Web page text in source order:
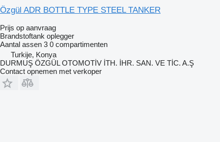
Özgül ADR BOTTLE TYPE STEEL TANKER
Prijs op aanvraag
Brandstoftank oplegger
Aantal assen 3 0 compartimenten
Turkije, Konya
DURMUŞ ÖZGÜL OTOMOTİV İTH. İHR. SAN. VE TİC. A.Ş
Contact opnemen met verkoper